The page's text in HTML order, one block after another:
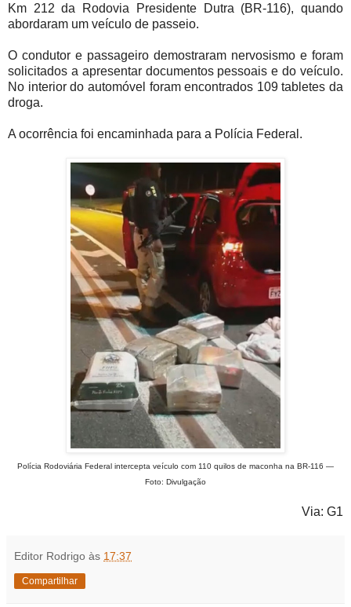
Km 212 da Rodovia Presidente Dutra (BR-116), quando
abordaram um veículo de passeio.
O condutor e passageiro demostraram nervosismo e foram
solicitados a apresentar documentos pessoais e do veículo.
No interior do automóvel foram encontrados 109 tabletes da
droga.
A ocorrência foi encaminhada para a Polícia Federal.
Polícia Rodoviária Federal intercepta veículo com 110 quilos de maconha na BR-116 —
Foto: Divulgação
Via: G1
Editor Rodrigo às 17:37
Compartilhar